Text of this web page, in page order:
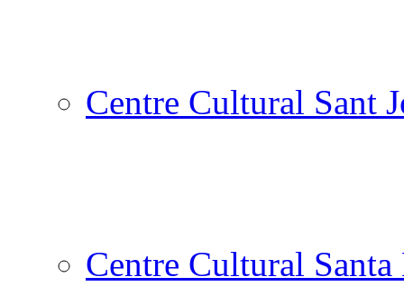
Centre Cultural Sant
Centre Cultural